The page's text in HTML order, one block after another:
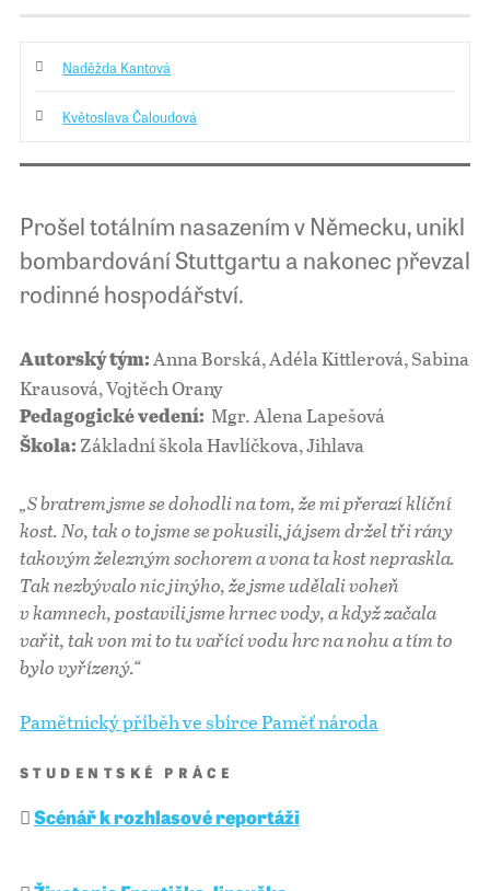
Naděžda Kantová
Květoslava Čaloudová
Prošel totálním nasazením v Německu, unikl
bombardování Stuttgartu a nakonec převzal
rodinné hospodářství.
Autorský tým: Anna Borská, Adéla Kittlerová, Sabina
Krausová, Vojtěch Orany
Pedagogické vedení: Mgr. Alena Lapešová
Škola: Základní škola Havlíčkova, Jihlava
„S bratrem jsme se dohodli na tom, že mi přerazí klíční
kost. No, tak o to jsme se pokusili, já jsem držel tři rány
takovým železným sochorem a vona ta kost nepraskla.
Tak nezbývalo nic jinýho, že jsme udělali voheň
v kamnech, postavili jsme hrnec vody, a když začala
vařit, tak von mi to tu vařící vodu hrc na nohu a tím to
bylo vyřízený.“
Pamětnický příběh ve sbírce Paměť národa
STUDENTSKÉ PRÁCE
Scénář k rozhlasové reportáži